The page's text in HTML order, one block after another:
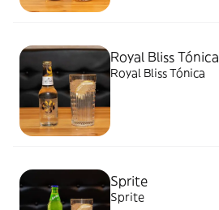
Royal Bliss Tónica
Royal Bliss Tónica
Sprite
Sprite